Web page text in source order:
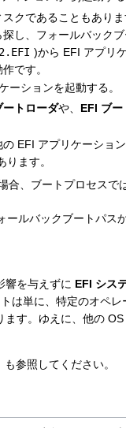
クであることもあり
し、フォールバック
)から EFI アプリ
です。
ーションを起動する。
ートローダや、 EFI ブー
EFI アプリケーショ
ります。
合、ブートプロセスで
ルバックブートパス
響を与えずに EFI シス
は単に、特定のオペ
す。ゆえに、他の
も参照してください。